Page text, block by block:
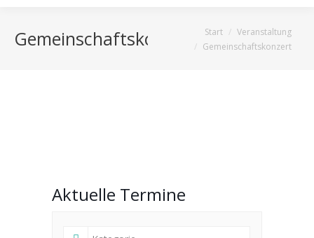
GemeinschaftskonzertSie befinden sich hier:
Start
Veranstaltung
Gemeinschaftskonzert
Aktuelle Termine